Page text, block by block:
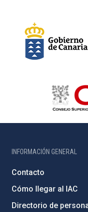
INFORMACIÓN GENERAL
Contacto
Cómo llegar al IAC
Directorio de